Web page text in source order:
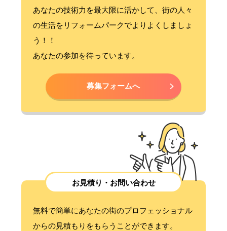
あなたの技術力を最大限に活かして、街の人々
の生活をリフォームパークでよりよくしましょ
う！！
あなたの参加を待っています。
募集フォームへ
お見積り・お問い合わせ
無料で簡単にあなたの街のプロフェッショナル
からの見積もりをもらうことができます。